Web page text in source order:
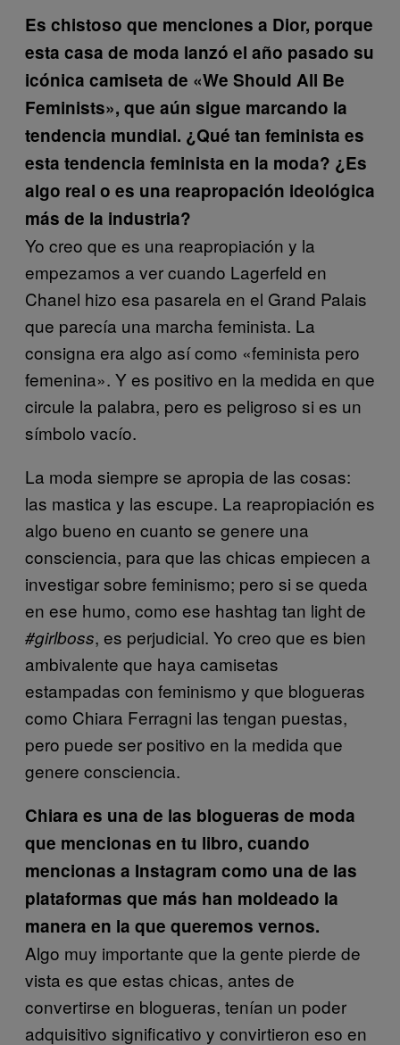
Es chistoso que menciones a Dior, porque
esta casa de moda lanzó el año pasado su
icónica camiseta de «We Should All Be
Feminists», que aún sigue marcando la
tendencia mundial. ¿Qué tan feminista es
esta tendencia feminista en la moda? ¿Es
algo real o es una reapropación ideológica
más de la industria?
Yo creo que es una reapropiación y la
empezamos a ver cuando Lagerfeld en
Chanel hizo esa pasarela en el Grand Palais
que parecía una marcha feminista. La
consigna era algo así como «feminista pero
femenina». Y es positivo en la medida en que
circule la palabra, pero es peligroso si es un
símbolo vacío.
La moda siempre se apropia de las cosas:
las mastica y las escupe. La reapropiación es
algo bueno en cuanto se genere una
consciencia, para que las chicas empiecen a
investigar sobre feminismo; pero si se queda
en ese humo, como ese hashtag tan light de
#girlboss, es perjudicial. Yo creo que es bien
ambivalente que haya camisetas
estampadas con feminismo y que blogueras
como Chiara Ferragni las tengan puestas,
pero puede ser positivo en la medida que
genere consciencia.
Chiara es una de las blogueras de moda
que mencionas en tu libro, cuando
mencionas a Instagram como una de las
plataformas que más han moldeado la
manera en la que queremos vernos.
Algo muy importante que la gente pierde de
vista es que estas chicas, antes de
convertirse en blogueras, tenían un poder
adquisitivo significativo y convirtieron eso en